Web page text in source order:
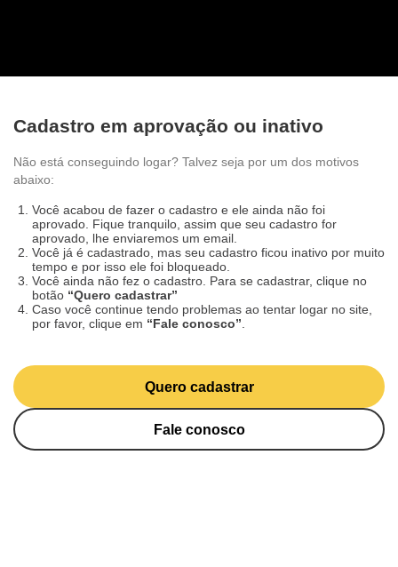
Cadastro em aprovação ou inativo
Não está conseguindo logar? Talvez seja por um dos
motivos abaixo:
Você acabou de fazer o cadastro e ele ainda não foi
aprovado. Fique tranquilo, assim que seu cadastro for
aprovado, lhe enviaremos um email.
Você já é cadastrado, mas seu cadastro ficou inativo por
muito tempo e por isso ele foi bloqueado.
Você ainda não fez o cadastro. Para se cadastrar, clique
no botão“Quero cadastrar”
Caso você continue tendo problemas ao tentar logar no
site, por favor, clique em“Fale conosco”
Quero cadastrar
Fale conosco